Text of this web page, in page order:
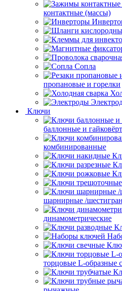
контактные (массы)
Сопла
пропановые и горелки
Ключи
баллонные и
комбинированные
шарнирные /
динамометрические
торцовые L-образные